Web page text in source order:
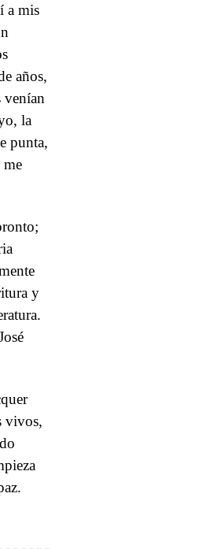
a mis
años,
venían
la
punta,
me
y
vivos,